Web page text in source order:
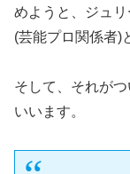
めようと、ジュリ
(芸能プロ関係者)
そして、それが
いいます。